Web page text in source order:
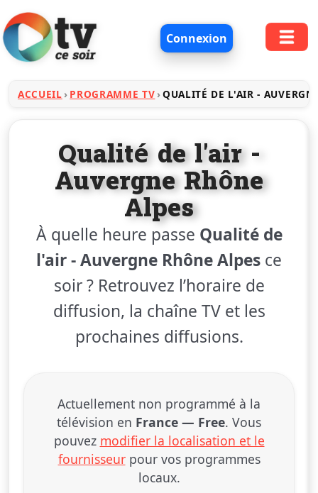
Connexion
ACCUEIL PROGRAMME TV QUALITÉ DE L'AIR -
Qualité de l'air -
Auvergne Rhône
Alpes
À quelle heure passe Qualité de
l'air - Auvergne Rhône Alpes ce
soir ? Retrouvez l’horaire de
diffusion, la chaîne TV et les
prochaines diffusions.
Actuellement non programmé à la
télévision en France — Free. Vous
pouvez modifier la localisation et le
fournisseurpour vos programmes
locaux.